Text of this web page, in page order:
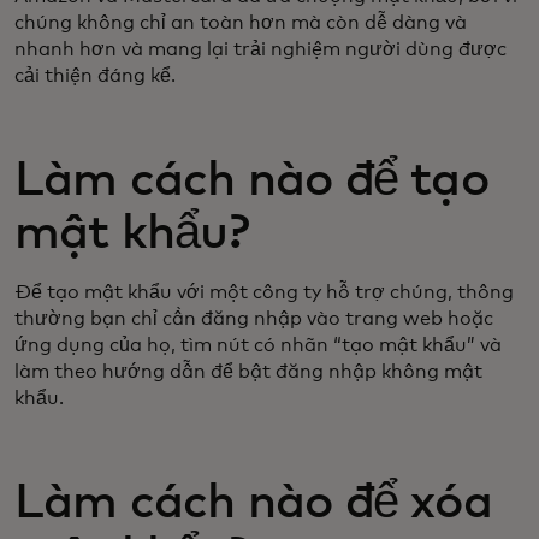
chúng không chỉ an toàn hơn mà còn dễ dàng và
nhanh hơn và mang lại trải nghiệm người dùng được
cải thiện đáng kể.
Làm cách nào để tạo
mật khẩu?
Để tạo mật khẩu với một công ty hỗ trợ chúng, thông
thường bạn chỉ cần đăng nhập vào trang web hoặc
ứng dụng của họ, tìm nút có nhãn “tạo mật khẩu” và
làm theo hướng dẫn để bật đăng nhập không mật
khẩu.
Làm cách nào để xóa